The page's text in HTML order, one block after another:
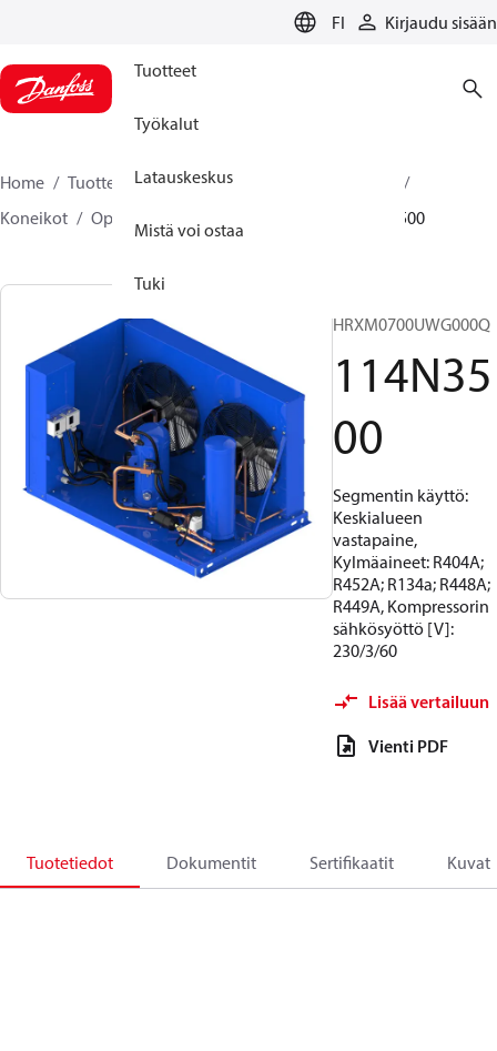
FI Kirjaudu sisään
Tuotteet
Työkalut
Latauskeskus
Mistä voi ostaa
Tuki
Home Tuotteet
Climate Solutions jäähdytykseen
Koneikot
Optyma™ Slim 114N3500
HRXM0700UWG000Q
114N35
00
Segmentin käyttö:
Keskialueen
vastapaine,
Kylmäaineet: R404A;
R452A; R134a; R448A;
R449A, Kompressorin
sähkösyöttö [V]:
230/3/60
Lisää vertailuun
Vienti PDF
Tuotetiedot Dokumentit Sertifikaatit Kuvat